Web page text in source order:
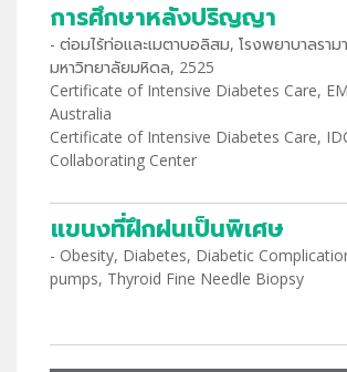
การศึกษาหลังปริญญา
- ต่อมไร้ท่อและเมตาบอลิสม, โรงพยาบาลราม
มหาวิทยาลัยมหิดล, 2525
Certificate of Intensive Diabetes Care,
Australia
Certificate of Intensive Diabetes Care,
Collaborating Center
แขนงที่ฝึกฝนเป็นพิเศษ
- Obesity, Diabetes, Diabetic
pumps, Thyroid Fine Needle Biopsy